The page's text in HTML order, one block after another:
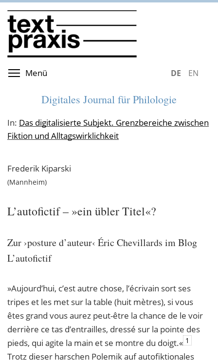
Direkt
zum
Inhalt
Menü Menüsichtbarkeit umschaltenDEUTSCH
Digitales Journal für Philologie
In: Das digitalisierte Subjekt. Grenzbereiche zwischen
Fiktion und Alltagswirklichkeit
Frederik Kiparski
Mannheim
L’autofictif – »ein übler Titel«?
Zur ›posture d’auteur‹ Éric Chevillards im Blog
L’autofictif
»Aujourd’hui, c’est autre chose, l’écrivain sort ses
tripes et les met sur la table (huit mètres), si vous
êtes grand vous aurez peut-être la chance de le voir
derrière ce tas d’entrailles, dressé sur la pointe des
pieds, qui agite la main et se montre du doigt.« 1
Trotz dieser harschen Polemik auf autofiktionales